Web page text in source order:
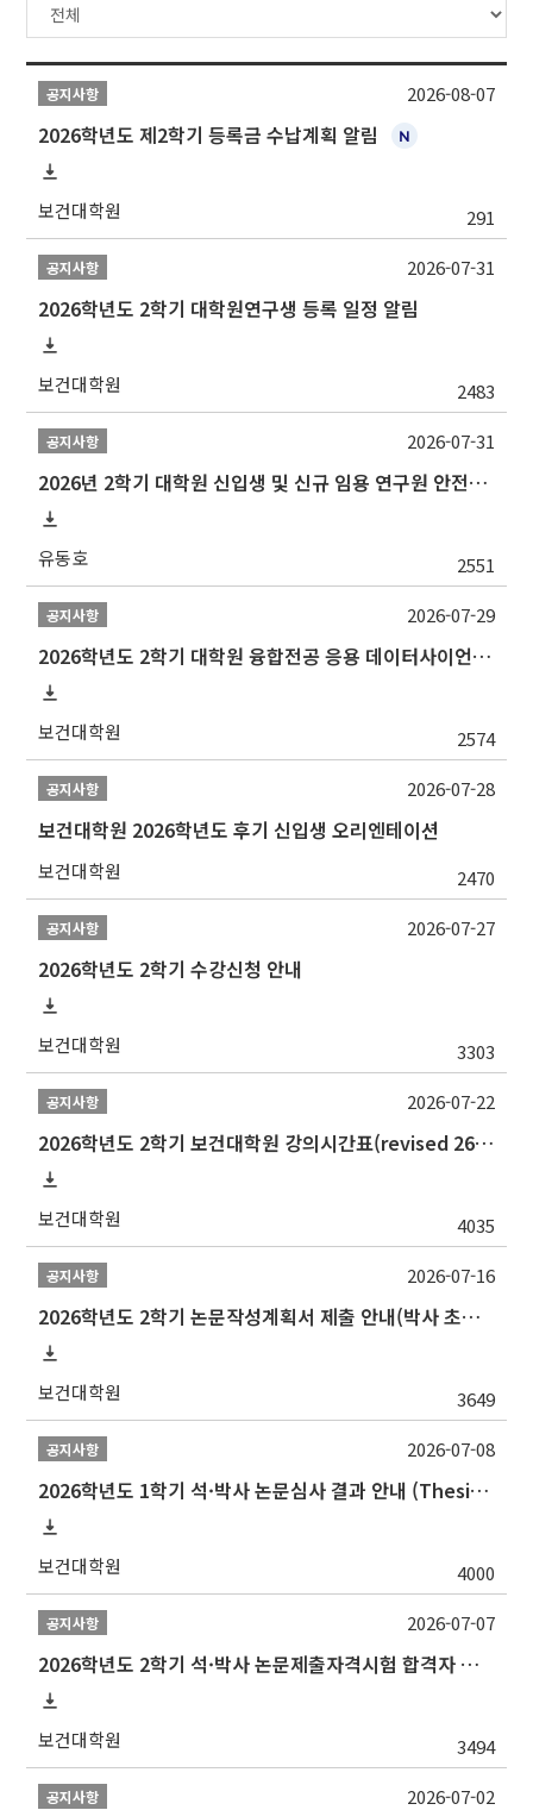
공지사항
2026학년도 제2학기 등록금 수납계획 알림
보건대학원 291
2026-08-07
공지사항
2026학년도 2학기 대학원연구생 등록 일정 알림
보건대학원 2483
2026-07-31
공지사항
2026년 2학기 대학원 신입생 및 신규 임용 연구원 안전환경교육(신규교육) 실시 안내
유동호 2551
2026-07-31
공지사항
2026학년도 2학기 대학원 융합전공 응용 데이터사이언스 선발 계획 알림
보건대학원 2574
2026-07-29
공지사항
보건대학원 2026학년도 후기 신입생 오리엔테이션
보건대학원 2470
2026-07-28
공지사항
2026학년도 2학기 수강신청 안내
보건대학원 3303
2026-07-27
공지사항
2026학년도 2학기 보건대학원 강의시간표(revised 260803)(2026 2nd SEMESTER SNU GSPH TIMETABLE)
보건대학원 4035
2026-07-22
공지사항
2026학년도 2학기 논문작성계획서 제출 안내(박사 초심 일정 포함)_Thesis Proposal
보건대학원 3649
2026-07-16
공지사항
2026학년도 1학기 석·박사 논문심사 결과 안내 (Thesis Defense Result)
보건대학원 4000
2026-07-08
공지사항
2026학년도 2학기 석·박사 논문제출자격시험 합격자 공고(TSQ Exam Result)
보건대학원 3494
2026-07-07
공지사항 2026-07-02